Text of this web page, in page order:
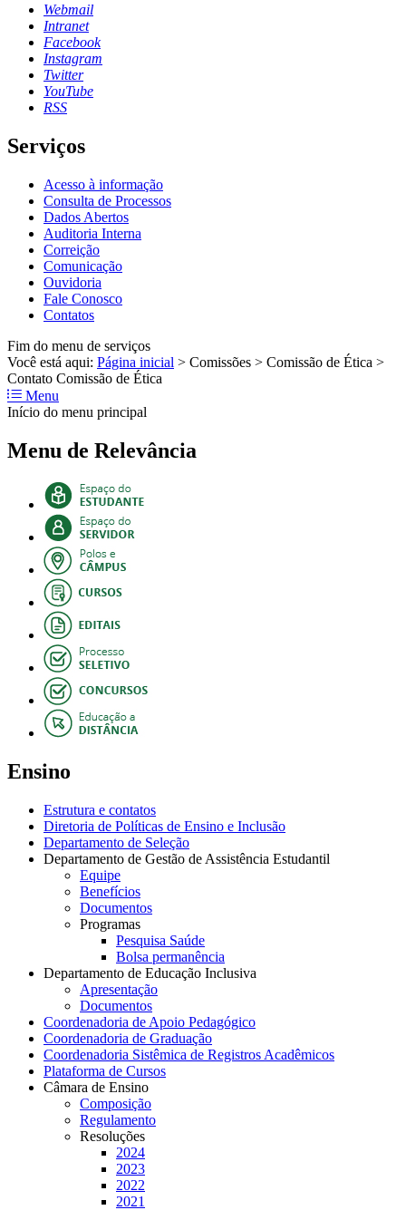
Webmail
Intranet
Facebook
Instagram
Twitter
YouTube
RSS
Serviços
Acesso à informação
Consulta de Processos
Dados Abertos
Auditoria Interna
Correição
Comunicação
Ouvidoria
Fale Conosco
Contatos
Fim do menu de serviços
Você está aqui: Página inicial > Comissões > Comissão de Ética >
Contato Comissão de Ética
Menu
Início do menu principal
Menu de Relevância
Ensino
Estrutura e contatos
Diretoria de Políticas de Ensino e Inclusão
Departamento de Seleção
Departamento de Gestão de Assistência Estudantil
Equipe
Benefícios
Documentos
Programas
Pesquisa Saúde
Bolsa permanência
Departamento de Educação Inclusiva
Apresentação
Documentos
Coordenadoria de Apoio Pedagógico
Coordenadoria de Graduação
Coordenadoria Sistêmica de Registros Acadêmicos
Plataforma de Cursos
Câmara de Ensino
Composição
Regulamento
Resoluções
2024
2023
2022
2021